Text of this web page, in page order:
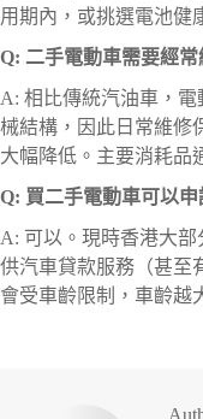
用期內，或挑選電池健
Q: 二手電動車需要經常
A: 相比傳統汽油車，
械結構，因此日常維修
大幅降低。主要消耗品
Q: 買二手電動車可以
A: 可以。現時香港大
供汽車貸款服務（甚至
會受車齡限制，車齡越